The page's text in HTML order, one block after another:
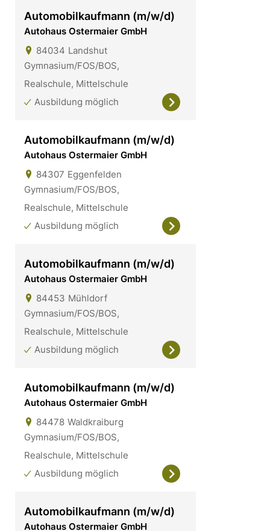
Automobilkaufmann (m/w/d)
Autohaus Ostermaier GmbH
84034 Landshut
Gymnasium/FOS/BOS,
Realschule, Mittelschule
Ausbildung möglich
Automobilkaufmann (m/w/d)
Autohaus Ostermaier GmbH
84307 Eggenfelden
Gymnasium/FOS/BOS,
Realschule, Mittelschule
Ausbildung möglich
Automobilkaufmann (m/w/d)
Autohaus Ostermaier GmbH
84453 Mühldorf
Gymnasium/FOS/BOS,
Realschule, Mittelschule
Ausbildung möglich
Automobilkaufmann (m/w/d)
Autohaus Ostermaier GmbH
84478 Waldkraiburg
Gymnasium/FOS/BOS,
Realschule, Mittelschule
Ausbildung möglich
Automobilkaufmann (m/w/d)
Autohaus Ostermaier GmbH